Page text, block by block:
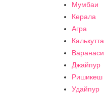
Мумбаи
Керала
Агра
Калькутта
Варанаси
Джайпур
Ришикеш
Удайпур